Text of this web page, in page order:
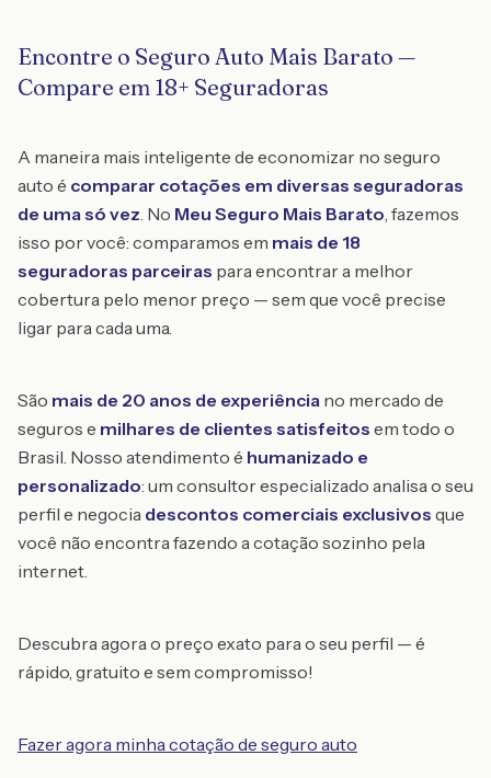
Encontre o Seguro Auto Mais Barato —
Compare em 18+ Seguradoras
A maneira mais inteligente de economizar no seguro
auto é comparar cotações em diversas seguradoras
de uma só vez. No Meu Seguro Mais Barato, fazemos
isso por você: comparamos em mais de 18
seguradoras parceiras para encontrar a melhor
cobertura pelo menor preço — sem que você precise
ligar para cada uma.
São mais de 20 anos de experiência no mercado de
seguros e milhares de clientes satisfeitos em todo o
Brasil. Nosso atendimento é humanizado e
personalizado: um consultor especializado analisa o seu
perfil e negocia descontos comerciais exclusivos que
você não encontra fazendo a cotação sozinho pela
internet.
Descubra agora o preço exato para o seu perfil — é
rápido, gratuito e sem compromisso!
Fazer agora minha cotação de seguro auto